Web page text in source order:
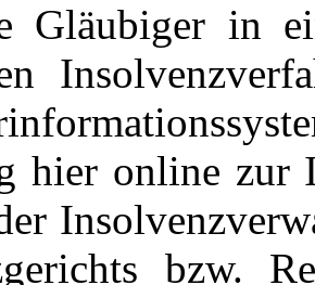
Gläubiger in
hier online zur
bzw.